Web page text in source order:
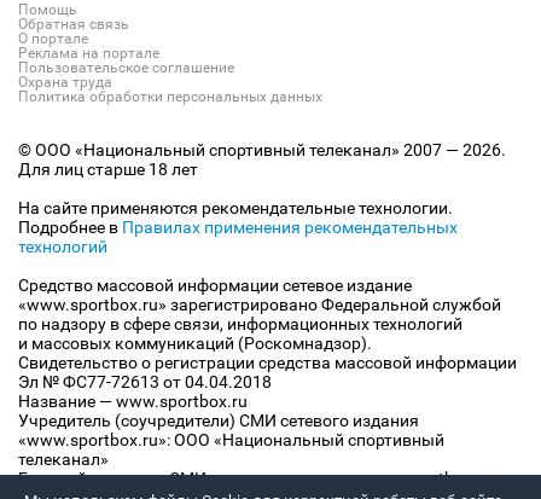
Помощь
Обратная связь
О портале
Реклама на портале
Пользовательское соглашение
Охрана труда
Политика обработки персональных данных
© ООО «Национальный спортивный телеканал» 2007 — 2026.
Для лиц старше 18 лет
На сайте применяются рекомендательные технологии.
Подробнее в Правилах применения рекомендательных
технологий
Средство массовой информации сетевое издание
«www.sportbox.ru» зарегистрировано Федеральной службой
по надзору в сфере связи, информационных технологий
и массовых коммуникаций (Роскомнадзор).
Свидетельство о регистрации средства массовой информации
Эл № ФС77-72613 от 04.04.2018
Название — www.sportbox.ru
Учредитель (соучредители) СМИ сетевого издания
«www.sportbox.ru»: ООО «Национальный спортивный
телеканал»
Главный редактор СМИ сетевого издания «www.sportbox.ru»: